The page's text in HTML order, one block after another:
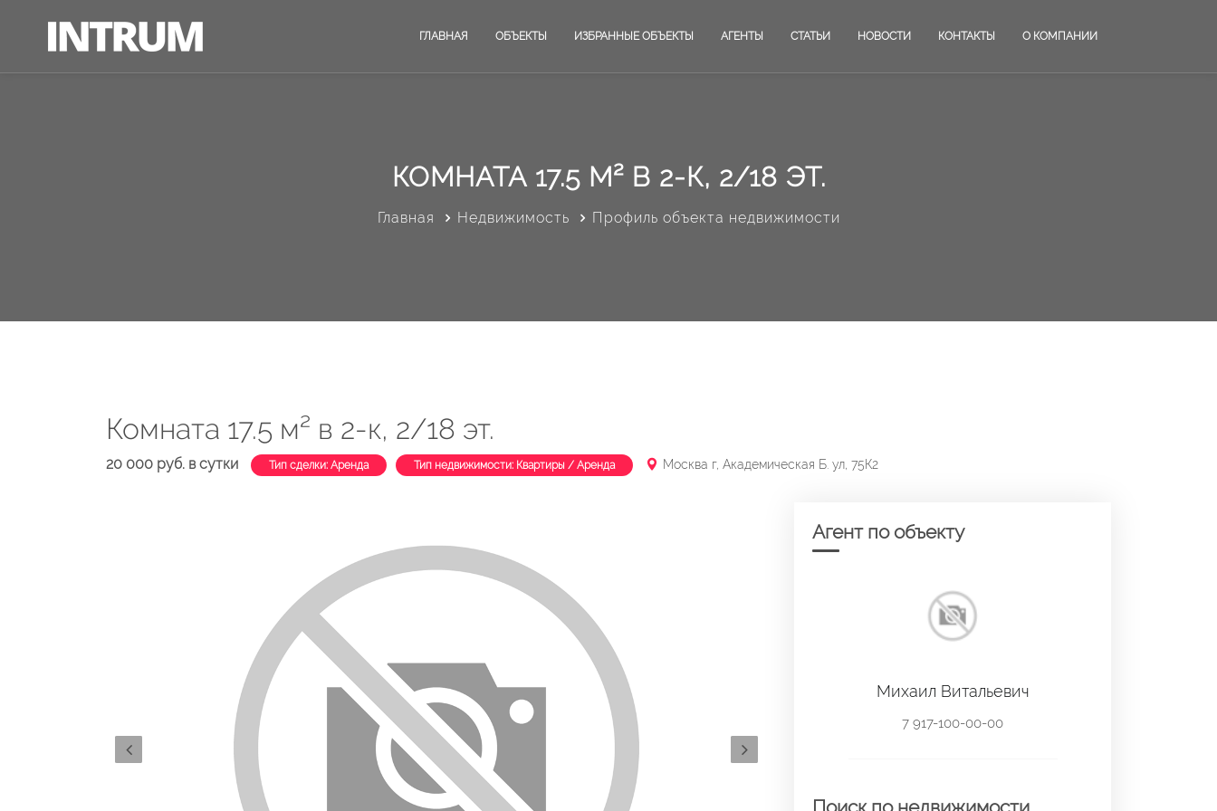
ГЛАВНАЯ ОБЪЕКТЫ ИЗБРАННЫЕ ОБЪЕКТЫ АГЕНТЫ СТАТЬИ НОВОСТИ КОНТАКТЫ О КОМПАНИИ
КОМНАТА 17.5 М² В 2-К, 2/18 ЭТ.
Главная Недвижимость Профиль объекта недвижимости
Комната 17.5 м² в 2-к, 2/18 эт.
20 000 руб. в сутки Тип сделки: Аренда Тип недвижимости: Квартиры / Аренда Москва г, Академическая Б. ул, 75К2
Агент по объекту
Михаил Витальевич
7 917-100-00-00